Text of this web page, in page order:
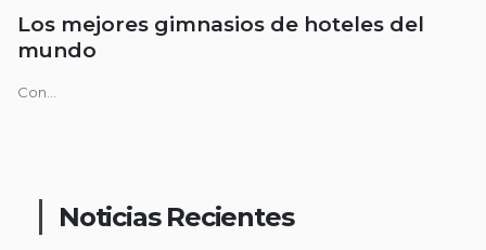
Los mejores gimnasios de hoteles del
mundo
Con...
Noticias Recientes